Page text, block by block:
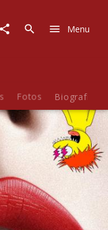
Menu
Fotos Biografie